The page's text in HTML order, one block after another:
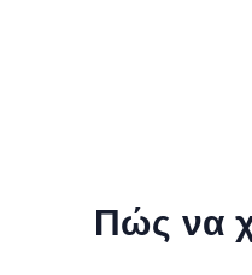
Πώς να